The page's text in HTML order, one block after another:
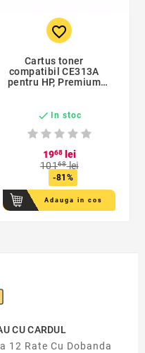
favorite_border
Cartus toner
compatibil CE313A
pentru HP, Premium
 In stoc
1968lei
10168lei
-81%
Adauga in cos
CU CARDUL
12 Rate Cu Dobanda